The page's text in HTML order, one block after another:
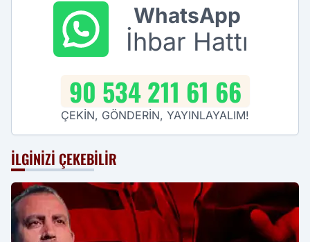
WhatsApp
İhbar Hattı
90 534 211 61 66
ÇEKİN, GÖNDERİN, YAYINLAYALIM!
İLGINIZI ÇEKEBILIR